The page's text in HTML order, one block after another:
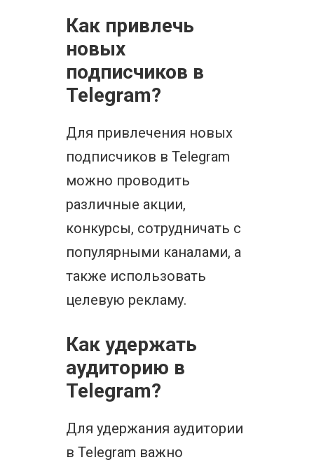
Как привлечь
новых
подписчиков в
Telegram?
Для привлечения новых
подписчиков в Telegram
можно проводить
различные акции,
конкурсы, сотрудничать с
популярными каналами, а
также использовать
целевую рекламу.
Как удержать
аудиторию в
Telegram?
Для удержания аудитории
в Telegram важно